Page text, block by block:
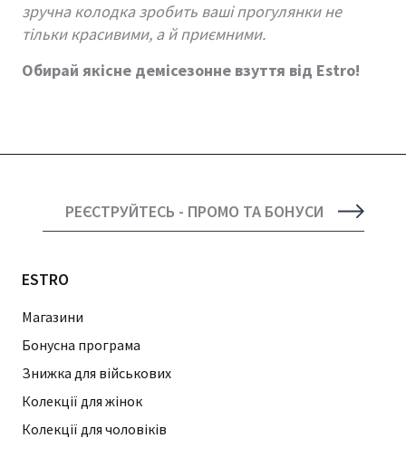
зручна колодка зробить ваші прогулянки не
тільки красивими, а й приємними.
Обирай якісне демісезонне взуття від Estro!
РЕЄСТРУЙТЕСЬ - ПРОМО ТА БОНУСИ
ESTRO
Магазини
Бонусна програма
Знижка для військових
Колекції для жінок
Колекції для чоловіків